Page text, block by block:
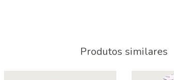
Produtos similares